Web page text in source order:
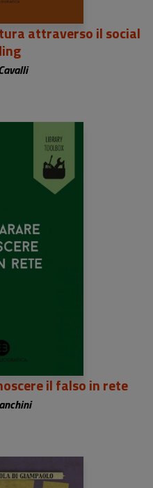
attraverso il social
il falso in rete